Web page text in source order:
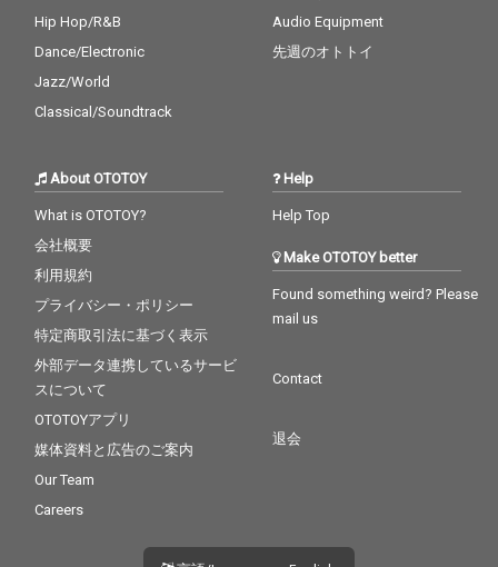
Hip Hop/R&B
Dance/Electronic
Jazz/World
Classical/Soundtrack
Audio Equipment
先週のオトトイ
About OTOTOY
What is OTOTOY?
会社概要
利用規約
プライバシー・ポリシー
特定商取引法に基づく表示
外部データ連携しているサービ
スについて
OTOTOYアプリ
媒体資料と広告のご案内
Our Team
Careers
Help
Help Top
Make OTOTOY better
Found something weird? Please
mail us
Contact
退会